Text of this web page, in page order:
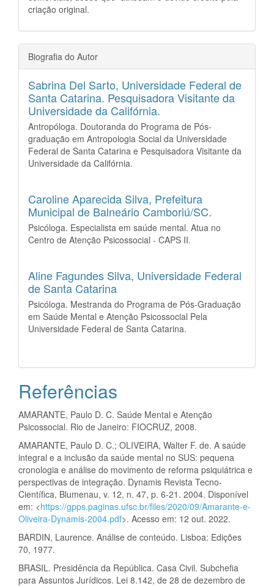
criação original.
Biografia do Autor
Sabrina Del Sarto, Universidade Federal de
Santa Catarina. Pesquisadora Visitante da
Universidade da Califórnia.
Antropóloga. Doutoranda do Programa de Pós-
graduação em Antropologia Social da Universidade
Federal de Santa Catarina e Pesquisadora Visitante da
Universidade da Califórnia.
Caroline Aparecida Silva, Prefeitura
Municipal de Balneário Camboriú/SC.
Psicóloga. Especialista em saúde mental. Atua no
Centro de Atenção Psicossocial - CAPS II.
Aline Fagundes Silva, Universidade Federal
de Santa Catarina
Psicóloga. Mestranda do Programa de Pós-Graduação
em Saúde Mental e Atenção Psicossocial Pela
Universidade Federal de Santa Catarina.
Referências
AMARANTE, Paulo D. C. Saúde Mental e Atenção
Psicossocial. Rio de Janeiro: FIOCRUZ, 2008.
AMARANTE, Paulo D. C.; OLIVEIRA, Walter F. de. A saúde
integral e a inclusão da saúde mental no SUS: pequena
cronologia e análise do movimento de reforma psiquiátrica e
perspectivas de integração. Dynamis Revista Tecno-
Científica, Blumenau, v. 12, n. 47, p. 6-21. 2004. Disponível
em: <https://gpps.paginas.ufsc.br/files/2020/09/Amarante-e-
Oliveira-Dynamis-2004.pdf>. Acesso em: 12 out. 2022.
BARDIN, Laurence. Análise de conteúdo. Lisboa: Edições
70, 1977.
BRASIL. Presidência da República. Casa Civil. Subchefia
para Assuntos Jurídicos. Lei 8.142, de 28 de dezembro de